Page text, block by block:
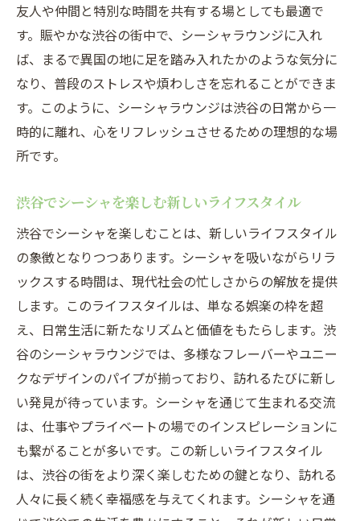
友人や仲間と特別な時間を共有する場としても最適で
す。賑やかな渋谷の街中で、シーシャラウンジに入れ
ば、まるで異国の地に足を踏み入れたかのような気分に
なり、普段のストレスや煩わしさを忘れることができま
す。このように、シーシャラウンジは渋谷の日常から一
時的に離れ、心をリフレッシュさせるための理想的な場
所です。
渋谷でシーシャを楽しむ新しいライフスタイル
渋谷でシーシャを楽しむことは、新しいライフスタイル
の象徴となりつつあります。シーシャを吸いながらリラ
ックスする時間は、現代社会の忙しさからの解放を提供
します。このライフスタイルは、単なる娯楽の枠を超
え、日常生活に新たなリズムと価値をもたらします。渋
谷のシーシャラウンジでは、多様なフレーバーやユニー
クなデザインのパイプが揃っており、訪れるたびに新し
い発見が待っています。シーシャを通じて生まれる交流
は、仕事やプライベートの場でのインスピレーションに
も繋がることが多いです。この新しいライフスタイル
は、渋谷の街をより深く楽しむための鍵となり、訪れる
人々に長く続く幸福感を与えてくれます。シーシャを通